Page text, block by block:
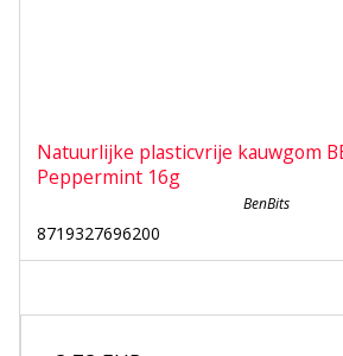
Natuurlijke plasticvrije kauwgom
Peppermint 16g
BenBits
8719327696200